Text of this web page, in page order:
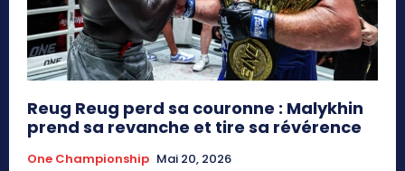
Reug Reug perd sa couronne : Malykhin
prend sa revanche et tire sa révérence
One Championship Mai 20, 2026